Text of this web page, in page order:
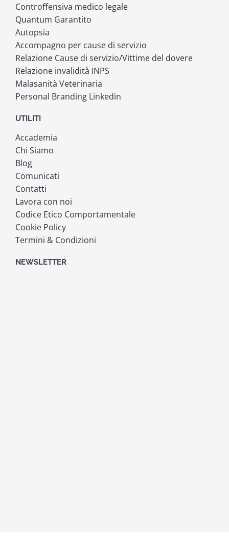
Controffensiva medico legale
Quantum Garantito
Autopsia
Accompagno per cause di servizio
Relazione Cause di servizio/Vittime del dovere
Relazione invalidità INPS
Malasanità Veterinaria
Personal Branding Linkedin
UTILITI
Accademia
Chi Siamo
Blog
Comunicati
Contatti
Lavora con noi
Codice Etico Comportamentale
Cookie Policy
Termini & Condizioni
NEWSLETTER